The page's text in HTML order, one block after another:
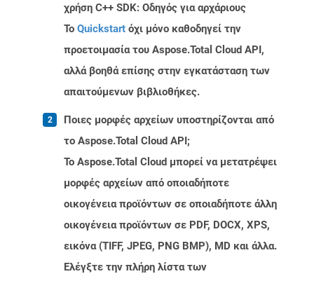
χρήση C++ SDK: Οδηγός για αρχάριους
Το Quickstart όχι μόνο καθοδηγεί την
προετοιμασία του Aspose.Total Cloud API,
αλλά βοηθά επίσης στην εγκατάσταση των
απαιτούμενων βιβλιοθήκες.
Ποιες μορφές αρχείων υποστηρίζονται από
το Aspose.Total Cloud API;
Το Aspose.Total Cloud μπορεί να μετατρέψει
μορφές αρχείων από οποιαδήποτε
οικογένεια προϊόντων σε οποιαδήποτε άλλη
οικογένεια προϊόντων σε PDF, DOCX, XPS,
εικόνα (TIFF, JPEG, PNG BMP), MD και άλλα.
Ελέγξτε την πλήρη λίστα των